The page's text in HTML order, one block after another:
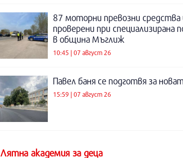
87 моторни превозни
проверени при специализирана
в община Мъглиж
10:45 | 07 август 26
Павел баня се подготвя за
15:59 | 07 август 26
Лятна академия за деца